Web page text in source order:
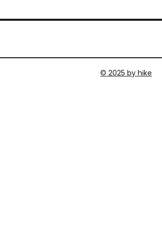
© 2025 by hike